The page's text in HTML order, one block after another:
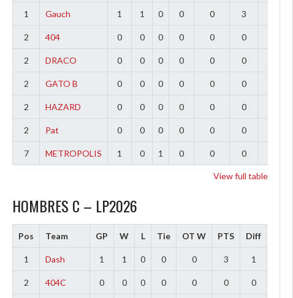
1 Gauch 1 1 0 0 0 3
2 404 0 0 0 0 0 0
2 DRACO 0 0 0 0 0 0
2 GATO B 0 0 0 0 0 0
2 HAZARD 0 0 0 0 0 0
2 Pat 0 0 0 0 0 0
7 METROPOLIS 1 0 1 0 0 0
View full table
HOMBRES C – LP2026
Pos Team GP W L Tie OT W PTS Diff
1 Dash 1 1 0 0 0 3 1
2 404C 0 0 0 0 0 0 0